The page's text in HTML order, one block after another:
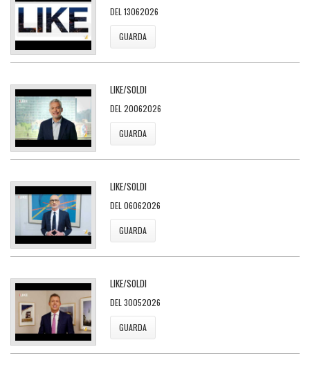
DEL 13062026
GUARDA
LIKE/SOLDI
DEL 20062026
GUARDA
LIKE/SOLDI
DEL 06062026
GUARDA
LIKE/SOLDI
DEL 30052026
GUARDA